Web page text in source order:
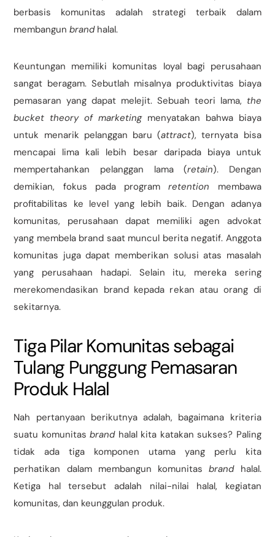
berbasis komunitas adalah strategi terbaik dalam
membangunbrandhalal.
Keuntungan memiliki komunitas loyal bagi perusahaan
sangat beragam. Sebutlah misalnya produktivitas biaya
pemasaran yang dapat melejit. Sebuah teori lama, the
bucket theory of marketingmenyatakan bahwa biaya
untuk menarik pelanggan baru (attract), ternyata bisa
mencapai lima kali lebih besar daripada biaya untuk
mempertahankan pelanggan lama (retain). Dengan
demikian, fokus pada programretention membawa
profitabilitas ke level yang lebih baik. Dengan adanya
komunitas, perusahaan dapat memiliki agen advokat
yang membela brand saat muncul berita negatif. Anggota
komunitas juga dapat memberikan solusi atas masalah
yang perusahaan hadapi. Selain itu, mereka sering
merekomendasikan brand kepada rekan atau orang di
sekitarnya.
Tiga Pilar Komunitas sebagai
Tulang Punggung Pemasaran
Produk Halal
Nah pertanyaan berikutnya adalah, bagaimana kriteria
suatu komunitasbrandhalal kita katakan sukses? Paling
tidak ada tiga komponen utama yang perlu kita
perhatikan dalam membangun komunitasbrand halal.
Ketiga hal tersebut adalah nilai-nilai halal, kegiatan
komunitas, dan keunggulan produk.